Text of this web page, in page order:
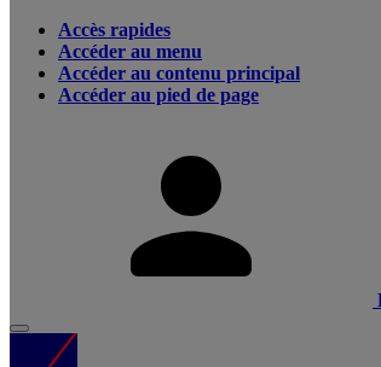
Accès rapides
Accéder au menu
Accéder au contenu principal
Accéder au pied de page